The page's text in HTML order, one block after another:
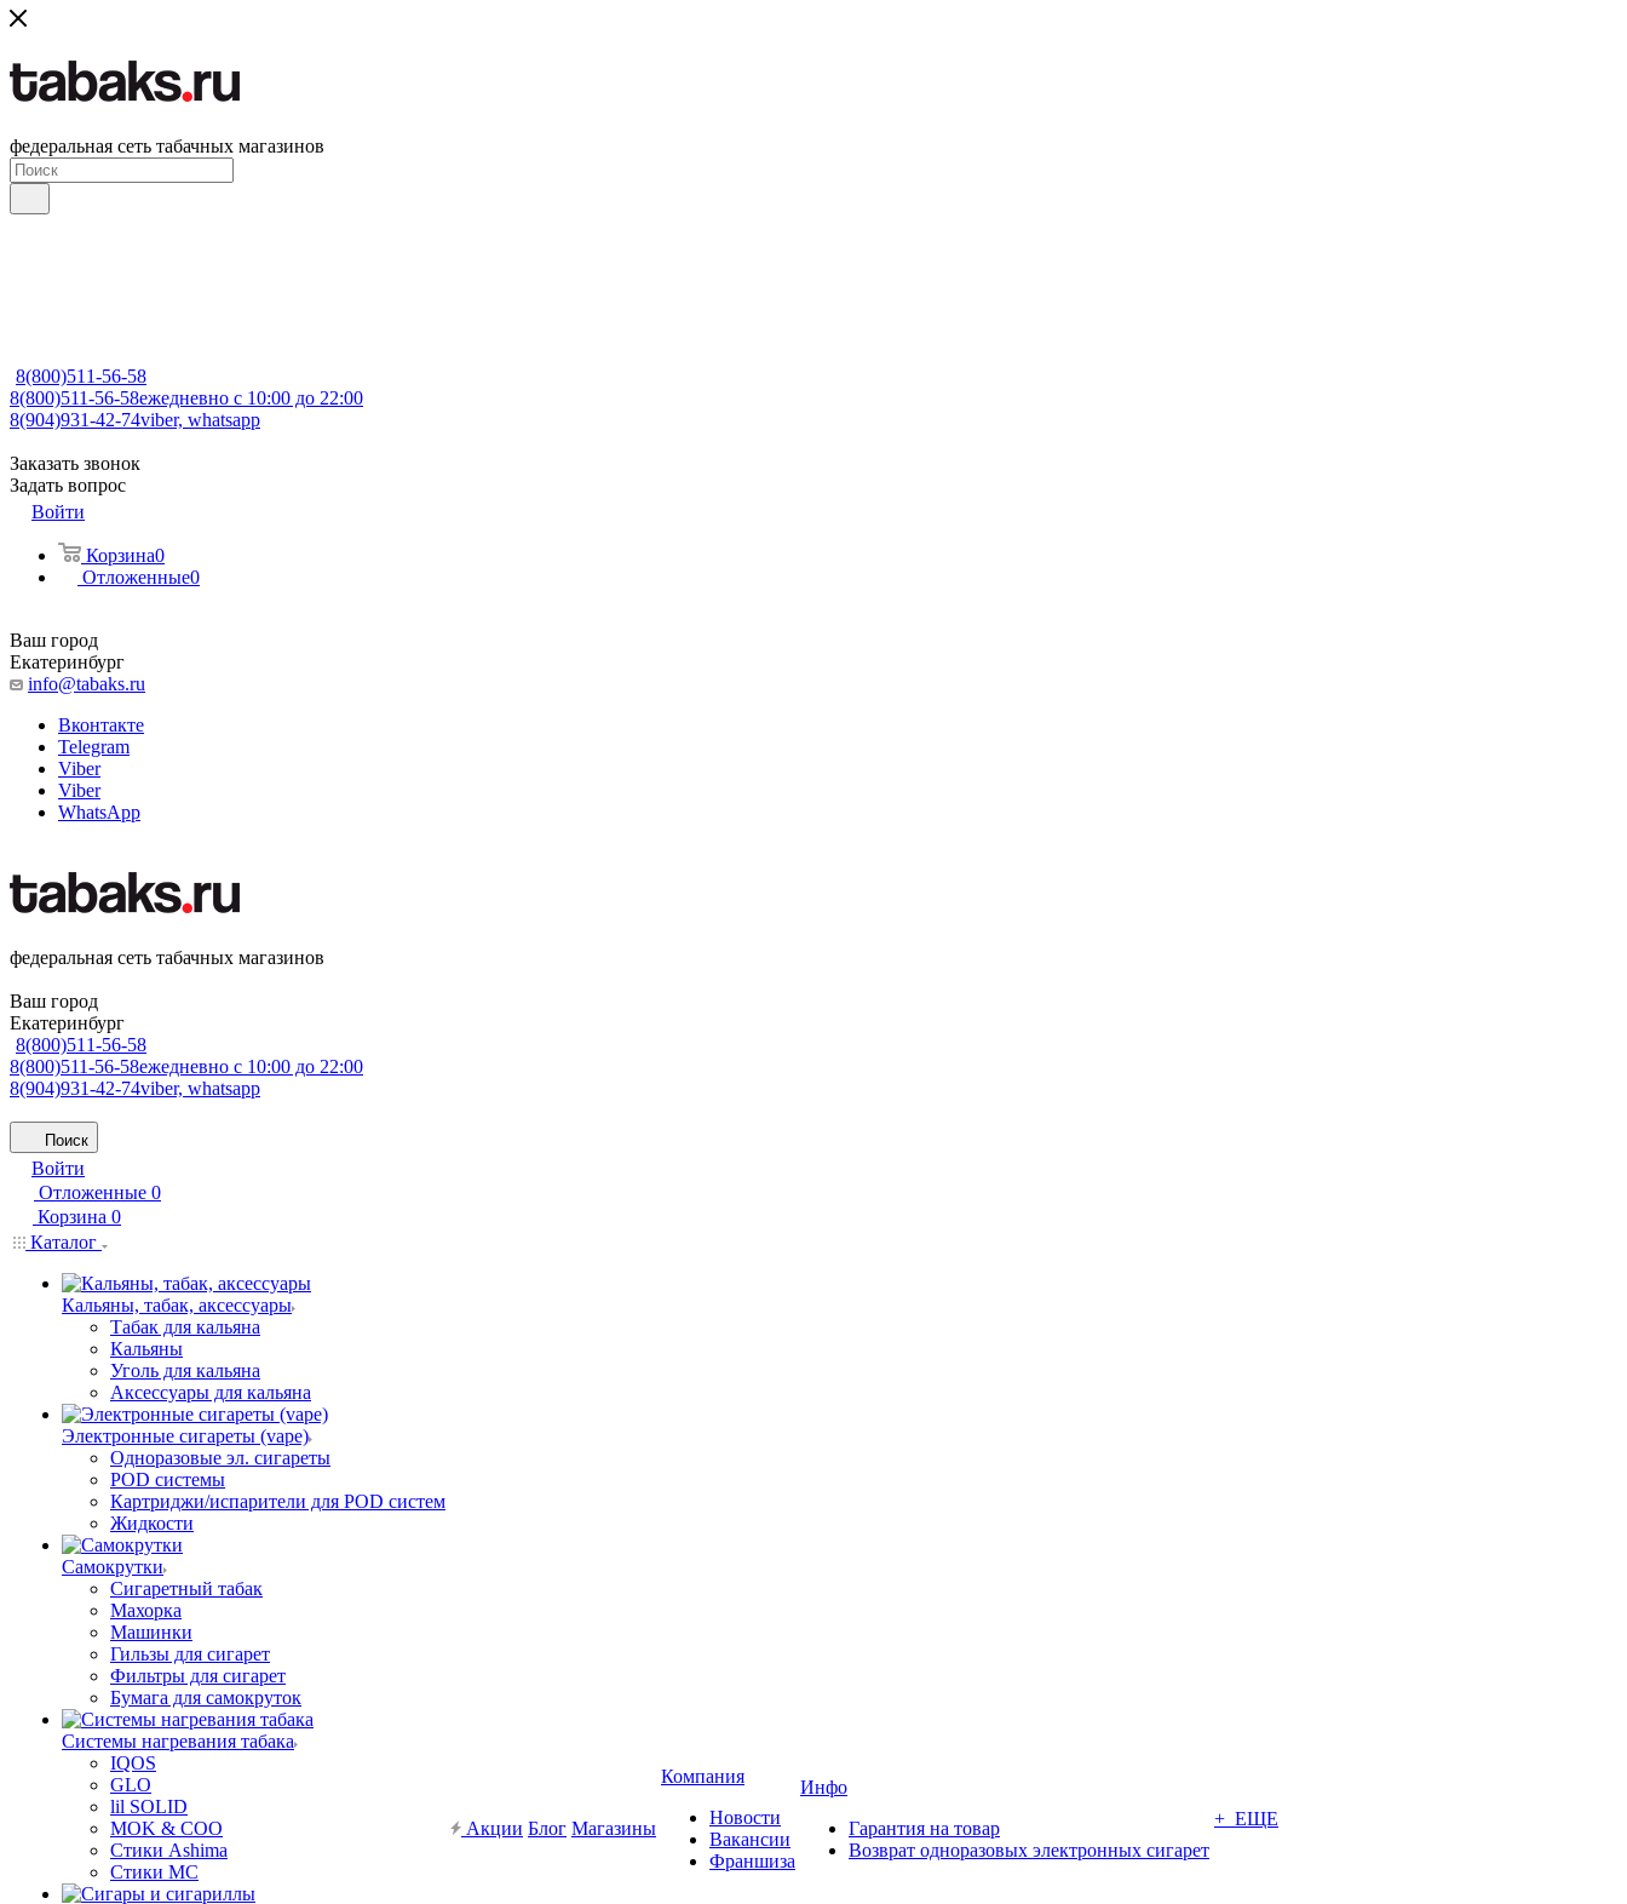
федеральная сеть табачных магазинов
8(800)511-56-58
8(800)511-56-58ежедневно с 10:00 до 22:00
8(904)931-42-74viber, whatsapp
Заказать звонок
Задать вопрос
Войти
Корзина0
Отложенные0
Ваш город
Екатеринбург
info@tabaks.ru
Вконтакте
Telegram
Viber
Viber
WhatsApp
федеральная сеть табачных магазинов
Ваш город
Екатеринбург
8(800)511-56-58
8(800)511-56-58ежедневно с 10:00 до 22:00
8(904)931-42-74viber, whatsapp
Поиск
Войти
Отложенные 0
Корзина 0
Каталог
Кальяны, табак, аксессуары
Табак для кальяна
Кальяны
Уголь для кальяна
Аксессуары для кальяна
Электронные сигареты (vape)
Одноразовые эл. сигареты
POD системы
Картриджи/испарители для POD систем
Жидкости
Самокрутки
Сигаретный табак
Махорка
Машинки
Гильзы для сигарет
Фильтры для сигарет
Бумага для самокруток
Системы нагревания табака
IQOS
GLO
lil SOLID
MOK & COO
Стики Ashima
Стики MC
Акции Блог Магазины
Компания
Новости
Вакансии
Франшиза
Инфо
Гарантия на товар
Возврат одноразовых электронных сигарет
+ ЕЩЕ